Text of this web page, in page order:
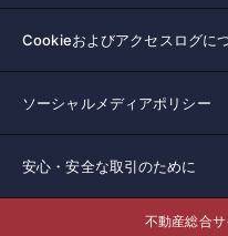
Cookieおよびアクセスログに
ソーシャルメディアポリシー
安心・安全な取引のために
不動産総合